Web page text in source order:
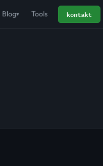
Blog▾ Tools kontakt